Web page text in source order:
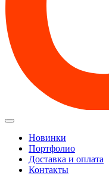
Новинки
Портфолио
Доставка и оплата
Контакты